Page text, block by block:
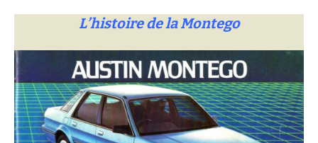
L’histoire de la Montego